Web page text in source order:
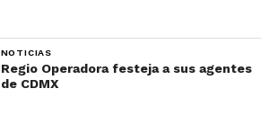
NOTICIAS
Regio Operadora festeja a sus agentes
de CDMX